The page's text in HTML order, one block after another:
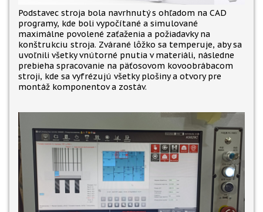
Podstavec stroja bola navrhnutý s ohľadom na CAD
programy, kde boli vypočítané a simulované
maximálne povolené zaťaženia a požiadavky na
konštrukciu stroja. Zvárané lôžko sa temperuje, aby sa
uvoľnili všetky vnútorné pnutia v materiáli, následne
prebieha spracovanie na päťosovom kovoobrábacom
stroji, kde sa vyfrézujú všetky plošiny a otvory pre
montáž komponentov a zostáv.